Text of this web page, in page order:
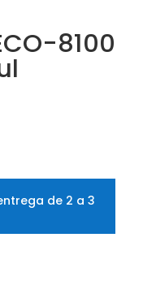
8100
de 2 a 3